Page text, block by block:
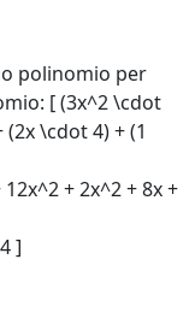
polinomio per
[ (3x^2 \cdot
\cdot 4) + (1
12x^2 + 2x^2 + 8x +
]